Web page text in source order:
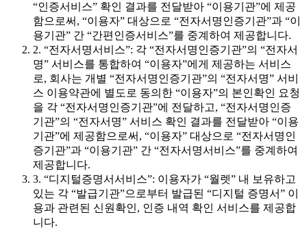
“인증서비스” 확인 결과를 전달받아 “이용기관”에 제공
함으로써, “이용자” 대상으로 “전자서명인증기관”과 “이
용기관” 간 “간편인증서비스”를 중계하여 제공합니다.
2. “전자서명서비스”: 각 “전자서명인증기관”의 “전자서
명” 서비스를 통합하여 “이용자”에게 제공하는 서비스
로, 회사는 개별 “전자서명인증기관”의 “전자서명” 서비
스 이용약관에 별도로 동의한 “이용자”의 본인확인 요청
을 각 “전자서명인증기관”에 전달하고, “전자서명인증
기관”의 “전자서명” 서비스 확인 결과를 전달받아 “이용
기관”에 제공함으로써, “이용자” 대상으로 “전자서명인
증기관”과 “이용기관” 간 “전자서명서비스”를 중계하여
제공합니다.
3. “디지털증명서서비스”: 이용자가 “월렛” 내 보유하고
있는 각 “발급기관”으로부터 발급된 “디지털 증명서” 이
용과 관련된 신원확인, 인증 내역 확인 서비스를 제공합
니다.